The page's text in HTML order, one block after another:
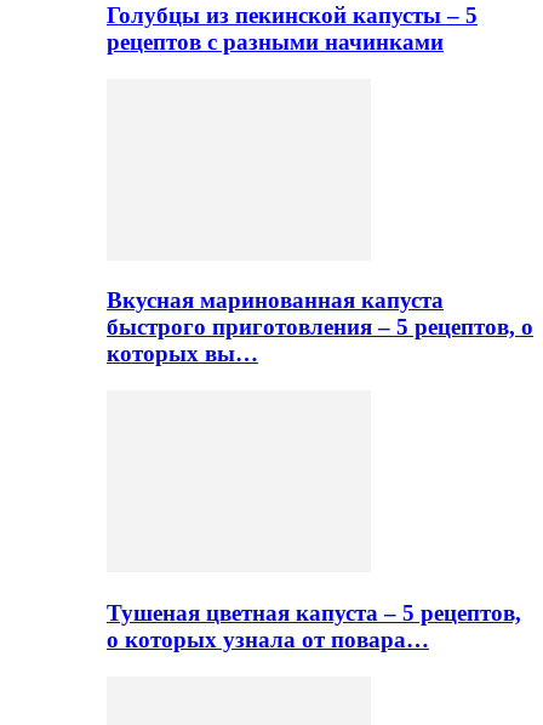
Голубцы из пекинской капусты – 5
рецептов с разными начинками
Вкусная маринованная капуста
быстрого приготовления – 5 рецептов, о
которых вы…
Тушеная цветная капуста – 5 рецептов,
о которых узнала от повара…